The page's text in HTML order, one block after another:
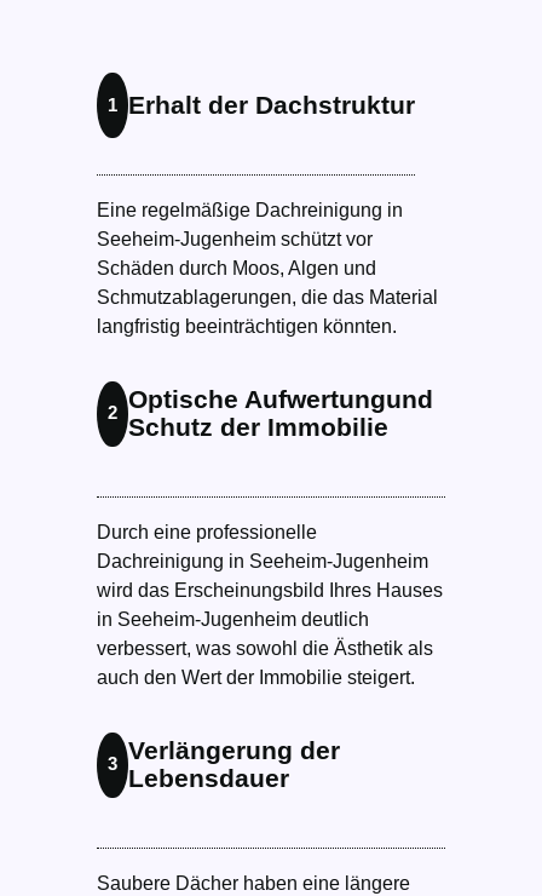
1 Erhalt der Dachstruktur
Eine regelmäßige Dachreinigung in
Seeheim-Jugenheim schützt vor
Schäden durch Moos, Algen und
Schmutzablagerungen, die das Material
langfristig beeinträchtigen könnten.
2 Optische Aufwertungund
Schutz der Immobilie
Durch eine professionelle
Dachreinigung in Seeheim-Jugenheim
wird das Erscheinungsbild Ihres Hauses
in Seeheim-Jugenheim deutlich
verbessert, was sowohl die Ästhetik als
auch den Wert der Immobilie steigert.
3 Verlängerung der
Lebensdauer
Saubere Dächer haben eine längere